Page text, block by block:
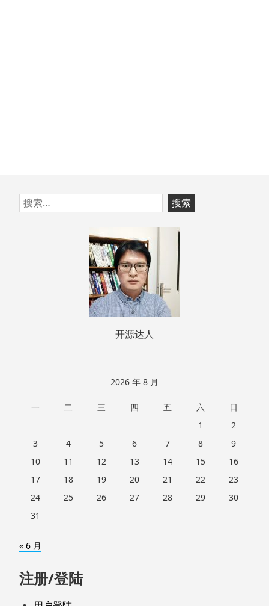
跳
至
搜
索：
开源达人
2026 年 8 月
一 二 三 四 五 六
日
1
2
3
4 5 6 7 8
9
10
11 12 13 14 15
16
17
18 19 20 21 22
23
24
25 26 27 28 29
30
31
« 6 月
注册/登陆